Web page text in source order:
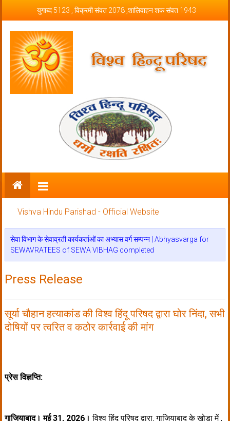
युगाब्द 5123 , विक्रमी संवत 2078 ,शालिवाहन शक संवत 1943
Vishva Hindu Parishad – Official
Website
Vishva Hindu Parishad - Official Website
सेवा विभाग के सेवाव्रती कार्यकर्ताओं का अभ्यास वर्ग सम्पन्न | Abhyasvarga for
SEWAVRATEES of SEWA VIBHAG completed
Press Release
सूर्या चौहान हत्याकांड की विश्व हिंदू परिषद द्वारा घोर निंदा, सभी
दोषियों पर त्वरित व कठोर कार्रवाई की मांग
प्रेस विज्ञप्ति:
गाजियाबाद। मई 31, 2026। विश्व हिंदू परिषद द्वारा, गाजियाबाद के खोड़ा में ,